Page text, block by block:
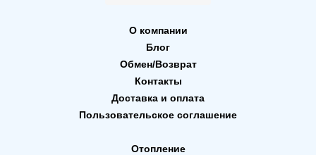
О компании
Блог
Обмен/Возврат
Контакты
Доставка и оплата
Пользовательское соглашение
Отопление